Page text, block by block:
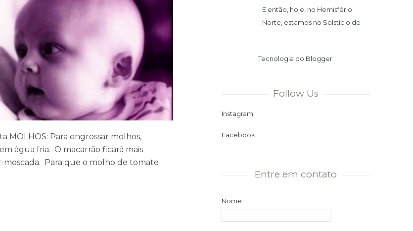
MOLHOS: Para engrossar molhos,
água fria. O macarrão ficará mais
moscada. Para que o molho de tomate
E então, hoje, no Hemisfério
Norte, estamos no Solstício de
do ano. Momento ...
Tecnologia do Blogger.
Follow Us
Instagram
Facebook
Entre em contato
Nome